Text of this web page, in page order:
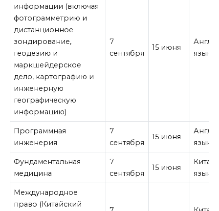
информации (включая
фотограмметрию и
дистанционное
зондирование,
геодезию и
маркшейдерское
дело, картографию и
инженерную
географическую
информацию)
7
сентября
15 июня
язык
Программная
инженерия
7
сентября
15 июня
язык
Фундаментальная
медицина
7
сентября
15 июня
язык
Международное
право (Китайский